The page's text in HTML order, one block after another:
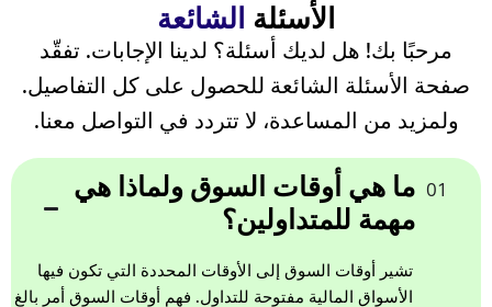
SBEAN
3:00 15:45
Monday-
Friday
RICE
16:30
Monday-
Friday
FLUMBER
17:00 23:00
Monday-
Friday
PLAT
1:00 24:00
Monday-
Friday
VIX-AUG26
2026-08-
16
CL-SEP26
Light Sweet Crude Oil
16
HSI-AUG26
2026-08-
الأسئلة الشائعة
مرحبًا بك! هل لديك أسئلة؟ لدينا الإجابات. تفقّد
صفحة الأسئلة الشائعة للحصول على كل التفاصيل.
ولمزيد من المساعدة، لا تتردد في التواصل معنا.
01 ما هي أوقات السوق ولماذا هي
مهمة للمتداولين؟
تشير أوقات السوق إلى الأوقات المحددة التي تكون فيها
الأسواق المالية مفتوحة للتداول. فهم أوقات السوق أمر بالغ